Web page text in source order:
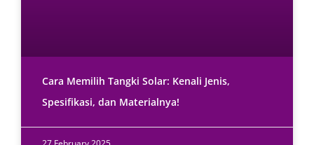
Cara Memilih Tangki Solar: Kenali Jenis,
Spesifikasi, dan Materialnya!